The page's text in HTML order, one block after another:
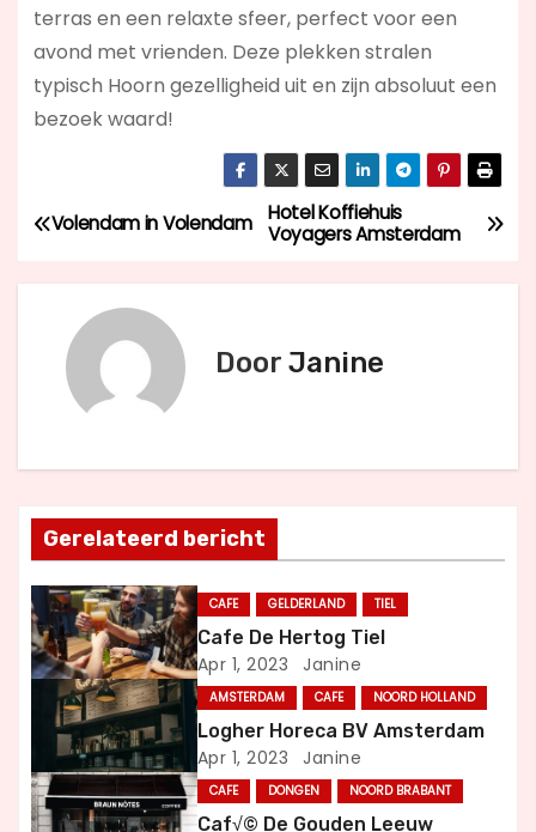
terras en een relaxte sfeer, perfect voor een
avond met vrienden. Deze plekken stralen
typisch Hoorn gezelligheid uit en zijn absoluut een
bezoek waard!
B
e
h
t
n
a
v
g
Hotel Koffiehuis
Voyagers Amsterdam
Volendam in Volendam
Door Janine
Gerelateerd bericht
CAFE GELDERLAND TIEL
Cafe De Hertog Tiel
Apr 1, 2023 Janine
AMSTERDAM CAFE NOORD HOLLAND
Logher Horeca BV Amsterdam
Apr 1, 2023 Janine
CAFE DONGEN NOORD BRABANT
Caf√© De Gouden Leeuw